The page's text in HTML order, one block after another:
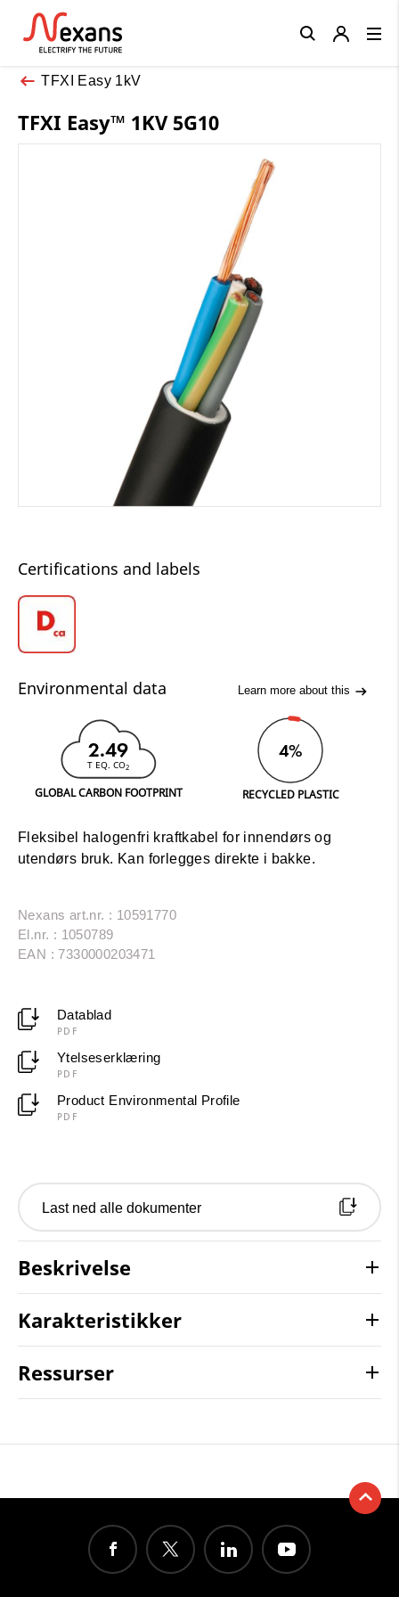
TFXI Easy 1kV
TFXI Easy™ 1KV 5G10
Certifications and labels
Environmental data Learn more about this
2.49
T EQ. CO2
GLOBAL CARBON FOOTPRINT
4%
RECYCLED PLASTIC
Fleksibel halogenfri kraftkabel for innendørs og
utendørs bruk. Kan forlegges direkte i bakke.
Nexans art.nr. : 10591770
El.nr. : 1050789
EAN : 7330000203471
Datablad
PDF
Ytelseserklæring
PDF
Product Environmental Profile
PDF
Last ned alle dokumenter
Beskrivelse
Karakteristikker
Ressurser
Close